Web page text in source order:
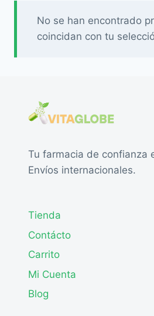
No se han encontrado
coincidan con tu
Tu farmacia de confianza
Envíos internacionales.
Tienda
Contácto
Carrito
Mi Cuenta
Blog